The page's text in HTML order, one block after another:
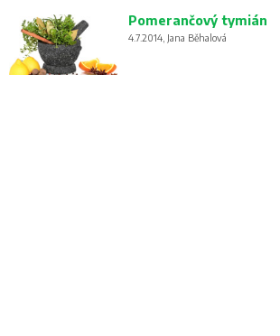
Pomerančový tymián
4.7.2014, Jana Běhalová